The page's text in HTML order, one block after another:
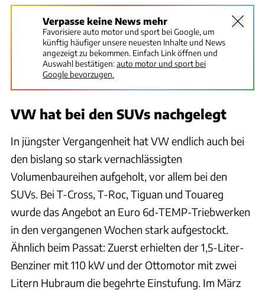
Verpasse keine News mehr
Favorisiere auto motor und sport bei Google, um
künftig häufiger unsere neuesten Inhalte und News
angezeigt zu bekommen. Einfach Link öffnen und
Auswahl bestätigen:auto motor und sport bei
Google bevorzugen.
VW hat bei den SUVs nachgelegt
In jüngster Vergangenheit hat VW endlich auch bei
den bislang so stark vernachlässigten
Volumenbaureihen aufgeholt, vor allem bei den
SUVs. Bei T-Cross, T-Roc, Tiguan und Touareg
wurde das Angebot an Euro 6d-TEMP-Triebwerken
in den vergangenen Wochen stark aufgestockt.
Ähnlich beim Passat: Zuerst erhielten der 1,5-Liter-
Benziner mit 110 kW und der Ottomotor mit zwei
Litern Hubraum die begehrte Einstufung. Im März